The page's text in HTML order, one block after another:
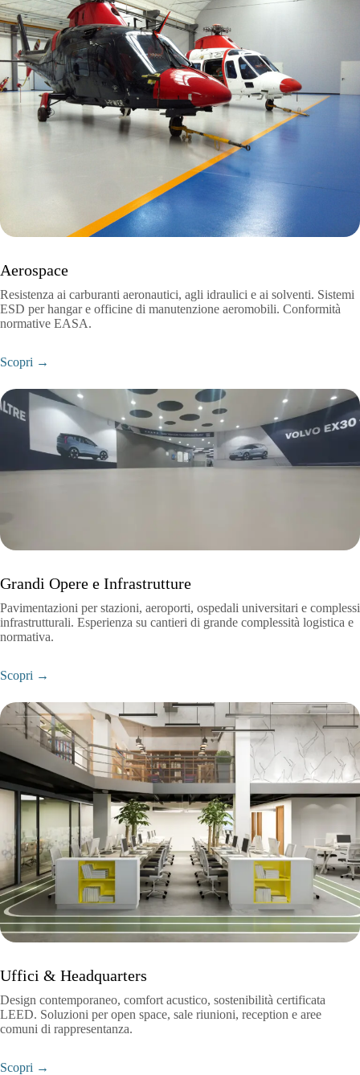
Aerospace
Resistenza ai carburanti aeronautici, agli idraulici e ai solventi. Sistemi
ESD per hangar e officine di manutenzione aeromobili. Conformità
normative EASA.
Scopri →
Grandi Opere e Infrastrutture
Pavimentazioni per stazioni, aeroporti, ospedali universitari e complessi
infrastrutturali. Esperienza su cantieri di grande complessità logistica e
normativa.
Scopri →
Uffici & Headquarters
Design contemporaneo, comfort acustico, sostenibilità certificata
LEED. Soluzioni per open space, sale riunioni, reception e aree
comuni di rappresentanza.
Scopri →